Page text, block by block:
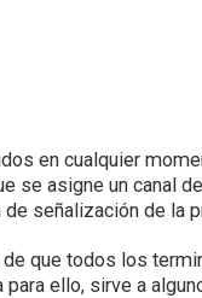
en cualquier
se asigne un canal
señalización de la
de que todos los
para ello, sirve a